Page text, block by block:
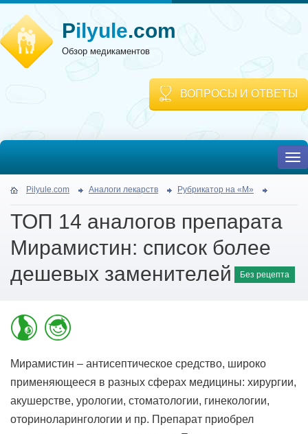
Pilyule.com
Обзор медикаментов
ВОПРОСЫ И ОТВЕТЫ
Pilyule.com Аналоги лекарств Рубрикатор на «М»
ТОП 14 аналогов препарата
Мирамистин: список более
дешевых заменителей
Без рецепта
Мирамистин – антисептическое средство, широко
применяющееся в разных сферах медицины: хирургии,
акушерстве, урологии, стоматологии, гинекологии,
оториноларингологии и пр. Препарат приобрел